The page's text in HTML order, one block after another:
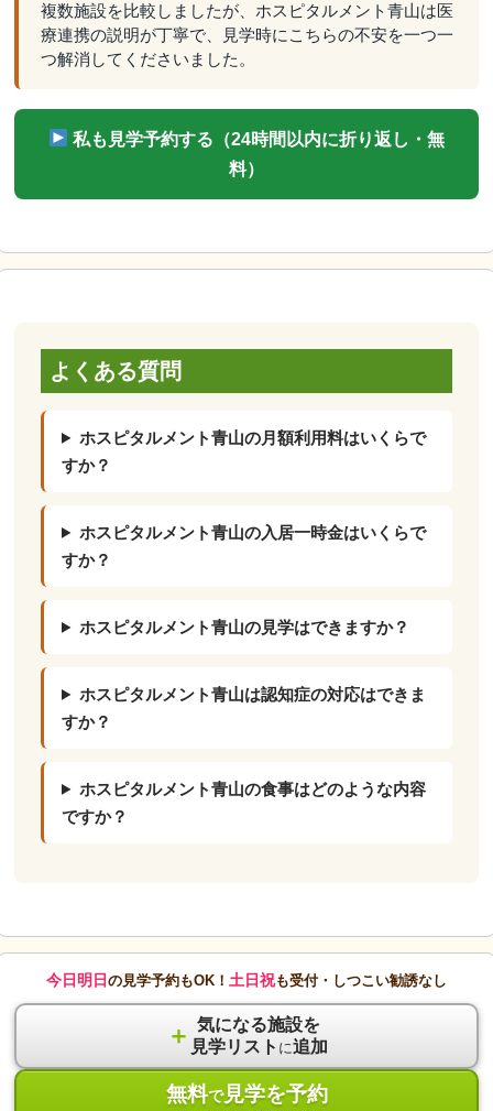
複数施設を比較しましたが、ホスピタルメント青山は医
療連携の説明が丁寧で、見学時にこちらの不安を一つ一
つ解消してくださいました。
私も見学予約する（24時間以内に折り返し・無
料）
よくある質問
ホスピタルメント青山の月額利用料はいくらで
すか？
ホスピタルメント青山の入居一時金はいくらで
すか？
ホスピタルメント青山の見学はできますか？
ホスピタルメント青山は認知症の対応はできま
すか？
ホスピタルメント青山の食事はどのような内容
ですか？
今日明日 の見学予約もOK！ 土日祝も受付・しつこい勧誘なし
＋ 気になる施設を
見学リスト に追加
無料で見学を予約